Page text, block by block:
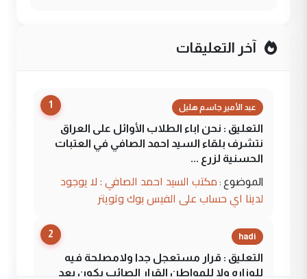
آخر التعليقات
1 عبد الأمير جاسم هليل
التعليق : نحن اباء الطلاب الأوائل على العراق
نتشرف بلقاء السيد احمد الصافي في العتبات
الحسنية لزرع ...
الموضوع : مكتب السيد احمد الصافي : لا يوجود
لدينا اي حساب على الفيس بوك وتويتر
2 hadi
التعليق : قرار مستعجل جدا ولامصلحة فيه
للوزاره ولا للمواطن القرار الصائب يكون بعد